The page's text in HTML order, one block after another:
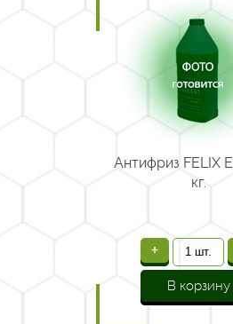
Антифриз FELIX
кг.
+
В корзину